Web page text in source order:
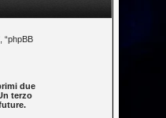
“phpBB
due
terzo